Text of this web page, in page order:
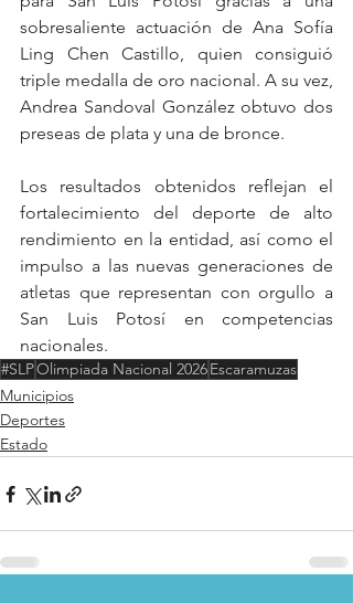
sobresaliente actuación de Ana Sofía
Ling Chen Castillo, quien consiguió
triple medalla de oro nacional. A su vez,
Andrea Sandoval González obtuvo dos
preseas de plata y una de bronce.
Los resultados obtenidos reflejan el
fortalecimiento del deporte de alto
rendimiento en la entidad, así como el
impulso a las nuevas generaciones de
atletas que representan con orgullo a
San Luis Potosí en competencias
nacionales.
#SLPOlimpiada Nacional 2026Escaramuzas
Municipios
Deportes
Estado